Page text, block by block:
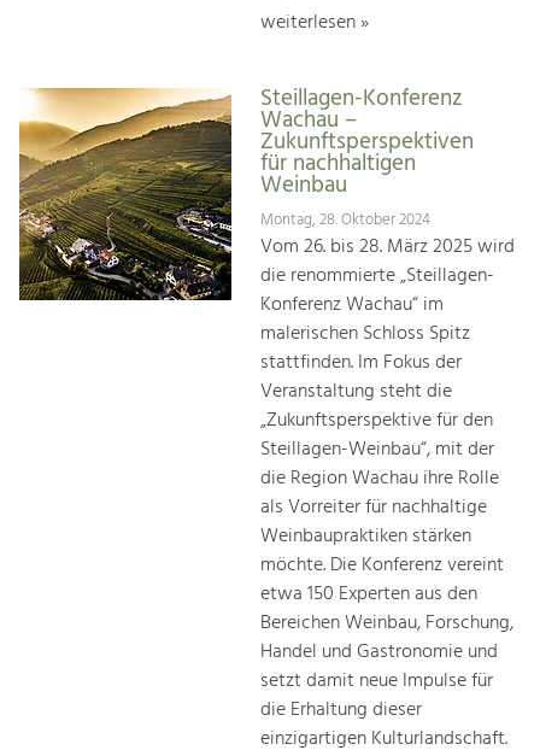
weiterlesen »
Steillagen-Konferenz
Wachau –
Zukunftsperspektiven
für nachhaltigen
Weinbau
Montag, 28. Oktober 2024
Vom 26. bis 28. März 2025 wird
die renommierte „Steillagen-
Konferenz Wachau“ im
malerischen Schloss Spitz
stattfinden. Im Fokus der
Veranstaltung steht die
„Zukunftsperspektive für den
Steillagen-Weinbau“, mit der
die Region Wachau ihre Rolle
als Vorreiter für nachhaltige
Weinbaupraktiken stärken
möchte. Die Konferenz vereint
etwa 150 Experten aus den
Bereichen Weinbau, Forschung,
Handel und Gastronomie und
setzt damit neue Impulse für
die Erhaltung dieser
einzigartigen Kulturlandschaft.